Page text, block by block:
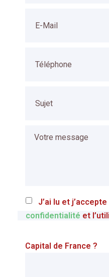
J’ai lu et j’accepte
confidentialité et
Capital de France ?